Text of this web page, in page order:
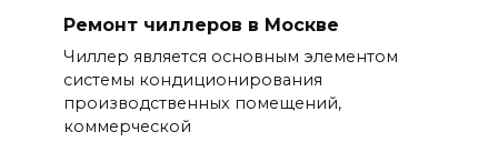
Ремонт чиллеров в Москве
Чиллер является основным элементом
системы кондиционирования
производственных помещений,
коммерческой